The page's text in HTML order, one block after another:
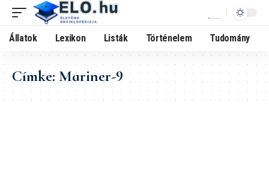
Állatok Lexikon Listák Történelem Tudomány
Címke:Mariner-9